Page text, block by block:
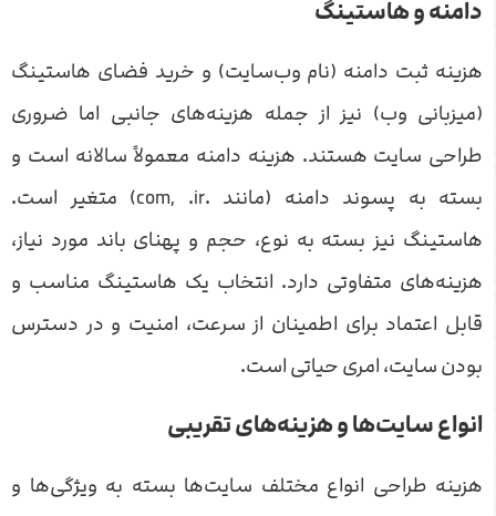
دامنه و هاستینگ
هزینه ثبت دامنه (نام وب‌سایت) و خرید فضای هاستینگ
(میزبانی وب) نیز از جمله هزینه‌های جانبی اما ضروری
طراحی سایت هستند. هزینه دامنه معمولاً سالانه است و
بسته به پسوند دامنه (مانند .com, .ir) متغیر است.
هاستینگ نیز بسته به نوع، حجم و پهنای باند مورد نیاز،
هزینه‌های متفاوتی دارد. انتخاب یک هاستینگ مناسب و
قابل اعتماد برای اطمینان از سرعت، امنیت و در دسترس
بودن سایت، امری حیاتی است.
انواع سایت‌ها و هزینه‌های تقریبی
هزینه طراحی انواع مختلف سایت‌ها بسته به ویژگی‌ها و